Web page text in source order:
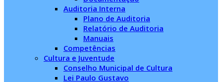
Auditoria Interna
Plano de Auditoria
Relatório de Auditoria
Manuais
Competências
Cultura e Juventude
Conselho Municipal de Cultura
Lei Paulo Gustavo